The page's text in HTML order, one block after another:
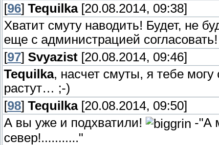
[96] Tequilka[20.08.2014, 09:38]
Хватит смуту наводить! Будет, не
еще с администрацией согласовать!
[97] Svyazist [20.08.2014, 09:46]
Tequilka, насчет смуты, я тебе могу
растут… ;-)
[98] Tequilka[20.08.2014, 09:50]
А вы уже и подхватили!
-"А
север!..........."